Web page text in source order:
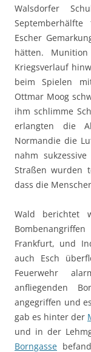
Walsdorfer
Escher
hätten.
Kriegsverlauf
beim Spielen
Ottmar Moog
ihm schlimme
erlangten die
Normandie die
nahm
Straßen wurden
dass die
Wald berichtet
Frankfurt, und
auch Esch
Feuerwehr
anfliegenden
angegriffen und
gab es hinter der
und in der
Borngasse